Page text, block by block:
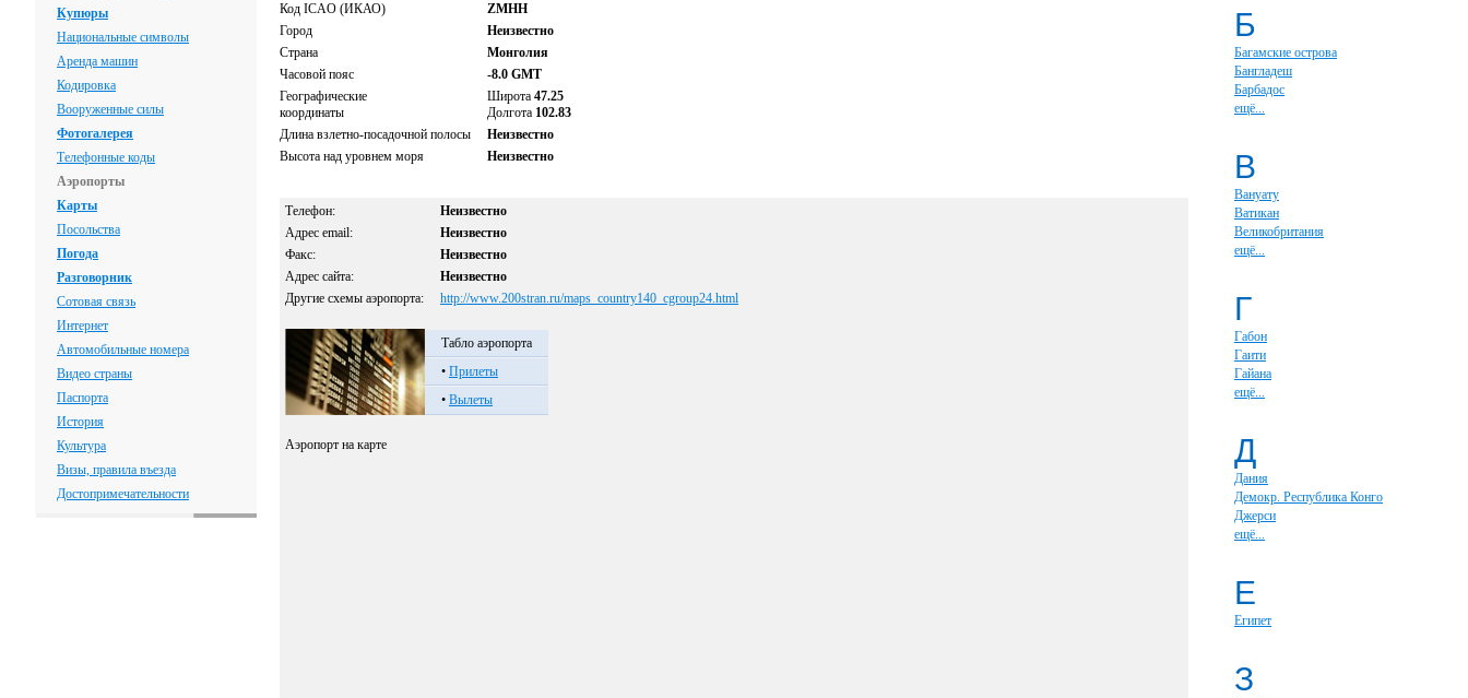
Купюры
Национальные символы
Аренда машин
Кодировка
Вооруженные силы
Фотогалерея
Телефонные коды
Аэропорты
Карты
Посольства
Погода
Разговорник
Сотовая связь
Интернет
Автомобильные номера
Видео страны
Паспорта
История
Культура
Визы, правила въезда
Достопримечательности
Код ICAO (ИКАО)
ZMHH
Город
Неизвестно
Страна
Монголия
Часовой пояс
-8.0 GMT
Географические
координаты
Широта 47.25
Долгота 102.83
Длина взлетно-посадочной полосы
Неизвестно
Высота над уровнем моря
Неизвестно
Телефон:
Неизвестно
Адрес email:
Неизвестно
Факс:
Неизвестно
Адрес сайта:
Неизвестно
Другие схемы аэропорта:
http://www.200stran.ru/maps_country140_cgroup24.html
Табло аэропорта
• Прилеты
• Вылеты
Аэропорт на карте
Б
Багамские острова
Бангладеш
Барбадос
ещё...
В
Вануату
Ватикан
Великобритания
ещё...
Г
Габон
Гаити
Гайана
ещё...
Д
Дания
Демокр. Республика Конго
Джерси
ещё...
Е
Египет
З